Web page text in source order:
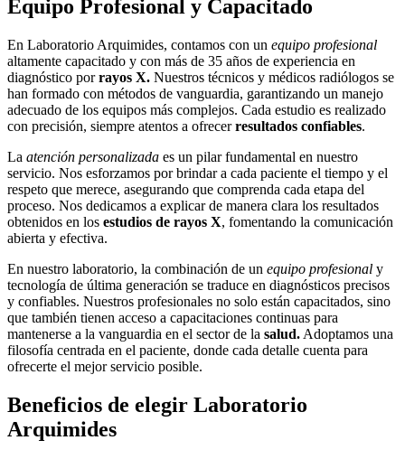
Equipo Profesional y Capacitado
En Laboratorio Arquimides, contamos con un equipo profesional
altamente capacitado y con más de 35 años de experiencia en
diagnóstico porrayos X. Nuestros técnicos y médicos radiólogos se
han formado con métodos de vanguardia, garantizando un manejo
adecuado de los equipos más complejos. Cada estudio es realizado
con precisión, siempre atentos a ofrecerresultados confiables.
La atención personalizada es un pilar fundamental en nuestro
servicio. Nos esforzamos por brindar a cada paciente el tiempo y el
respeto que merece, asegurando que comprenda cada etapa del
proceso. Nos dedicamos a explicar de manera clara los resultados
obtenidos en los estudios de rayos X, fomentando la comunicación
abierta y efectiva.
En nuestro laboratorio, la combinación de un equipo profesional y
tecnología de última generación se traduce en diagnósticos precisos
y confiables. Nuestros profesionales no solo están capacitados, sino
que también tienen acceso a capacitaciones continuas para
mantenerse a la vanguardia en el sector de la salud. Adoptamos una
filosofía centrada en el paciente, donde cada detalle cuenta para
ofrecerte el mejor servicio posible.
Beneficios de elegir Laboratorio
Arquimides